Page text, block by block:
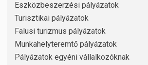
Eszközbeszerzési pályázatok
Turisztikai pályázatok
Falusi turizmus pályázatok
Munkahelyteremtő pályázatok
Pályázatok egyéni vállalkozóknak